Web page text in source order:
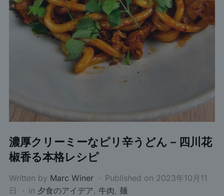
濃厚クリーミーなピリ辛うどん – 四川花
椒香る本格レシピ
Written by Marc Winer Published on 2023年10月11
日
in 夕食のアイデア, 牛肉, 麺